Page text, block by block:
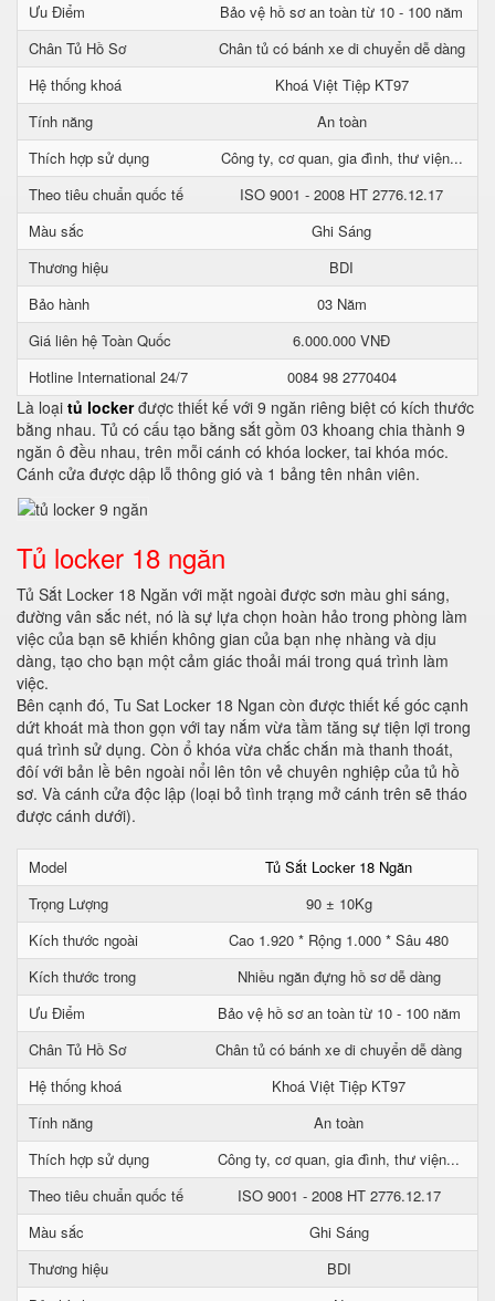
Ưu Điểm
Bảo vệ hồ sơ an toàn từ 10 - 100 năm
Chân Tủ Hồ Sơ
Chân tủ có bánh xe di chuyển dễ dàng
Hệ thống khoá
Khoá Việt Tiệp KT97
Tính năng
An toàn
Thích hợp sử dụng
Công ty, cơ quan, gia đình, thư viện...
Theo tiêu chuẩn quốc tế
ISO 9001 - 2008 HT 2776.12.17
Màu sắc
Ghi Sáng
Thương hiệu
BDI
Bảo hành
03 Năm
Giá liên hệ Toàn Quốc
6.000.000 VNĐ
Hotline International 24/7
0084 98 2770404
Là loại tủ lockerđược thiết kế với 9 ngăn riêng biệt có kích thước
bằng nhau. Tủ có cấu tạo bằng sắt gồm 03 khoang chia thành 9
ngăn ô đều nhau, trên mỗi cánh có khóa locker, tai khóa móc.
Cánh cửa được dập lỗ thông gió và 1 bảng tên nhân viên.
Tủ locker 18 ngăn
Tủ Sắt Locker 18 Ngăn với mặt ngoài được sơn màu ghi sáng,
đường vân sắc nét, nó là sự lựa chọn hoàn hảo trong phòng làm
việc của bạn sẽ khiến không gian của bạn nhẹ nhàng và dịu
dàng, tạo cho bạn một cảm giác thoải mái trong quá trình làm
việc.
Bên cạnh đó, Tu Sat Locker 18 Ngan còn được thiết kế góc cạnh
dứt khoát mà thon gọn với tay nắm vừa tầm tăng sự tiện lợi trong
quá trình sử dụng. Còn ổ khóa vừa chắc chắn mà thanh thoát,
đôí với bản lề bên ngoài nổi lên tôn vẻ chuyên nghiệp của tủ hồ
sơ. Và cánh cửa độc lập (loại bỏ tình trạng mở cánh trên sẽ tháo
được cánh dưới).
Model
Tủ Sắt Locker 18 Ngăn
Trọng Lượng
90 ± 10Kg
Kích thước ngoài
Cao 1.920 * Rộng 1.000 * Sâu 480
Kích thước trong
Nhiều ngăn đựng hồ sơ dễ dàng
Ưu Điểm
Bảo vệ hồ sơ an toàn từ 10 - 100 năm
Chân Tủ Hồ Sơ
Chân tủ có bánh xe di chuyển dễ dàng
Hệ thống khoá
Khoá Việt Tiệp KT97
Tính năng
An toàn
Thích hợp sử dụng
Công ty, cơ quan, gia đình, thư viện...
Theo tiêu chuẩn quốc tế
ISO 9001 - 2008 HT 2776.12.17
Màu sắc
Ghi Sáng
Thương hiệu
BDI